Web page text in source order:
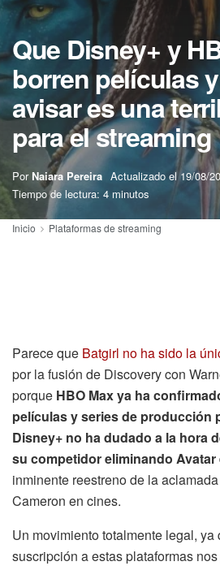
Que Disney+ y
borren películas
avisar es una
para el streaming
Por Naiara Pereira Actualizado el19/08/
Tiempo de lectura: 4 minutos
Inicio Plataformas de streaming
Parece que Batgirl no ha sido la
por la fusión de Discovery con
porque HBO Max ya ha
películas y series de producción
Disney+ no ha dudado a la hora
su competidor eliminando Avatar
inminente reestreno de la
Cameron en cines.
Un movimiento totalmente legal, ya
suscripción a estas plataformas